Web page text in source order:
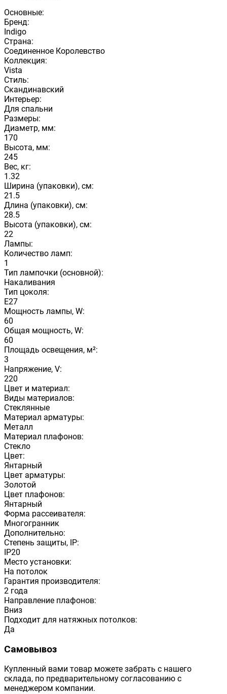
Основные:
Бренд:
Indigo
Страна:
Соединенное Королевство
Коллекция:
Vista
Стиль:
Скандинавский
Интерьер:
Для спальни
Размеры:
Диаметр, мм:
170
Высота, мм:
245
Вес, кг:
1.32
Ширина (упаковки), см:
21.5
Длина (упаковки), см:
28.5
Высота (упаковки), см:
22
Лампы:
Количество ламп:
1
Тип лампочки (основной):
Накаливания
Тип цоколя:
E27
Мощность лампы, W:
60
Общая мощность, W:
60
Площадь освещения, м²:
3
Напряжение, V:
220
Цвет и материал:
Виды материалов:
Стеклянные
Материал арматуры:
Металл
Материал плафонов:
Стекло
Цвет:
Янтарный
Цвет арматуры:
Золотой
Цвет плафонов:
Янтарный
Форма рассеивателя:
Многогранник
Дополнительно:
Степень защиты, IP:
IP20
Место установки:
На потолок
Гарантия производителя:
2 года
Направление плафонов:
Вниз
Подходит для натяжных потолков:
Да
Самовывоз
Купленный вами товар можете забрать с нашего
склада, по предварительному согласованию с
менеджером компании.